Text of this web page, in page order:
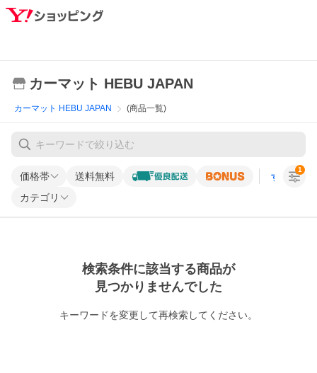
カーマット HEBU JAPAN
カーマット HEBU JAPAN (商品一覧)
価格帯 送料無料 すべての条
カテゴリ
1
検索条件に該当する商品が
見つかりませんでした
キーワードを変更して再検索してください。